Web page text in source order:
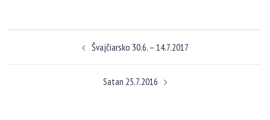
Švajčiarsko 30.6. – 14.7.2017
Satan 25.7.2016